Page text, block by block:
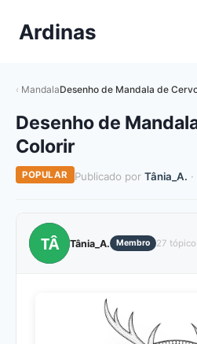
paraArdinas
MandalaDesenho de Mandala de
Desenho de
Colorir
POPULAR Publicado por Tânia_A.
TÂ Tânia_A. Membro 27